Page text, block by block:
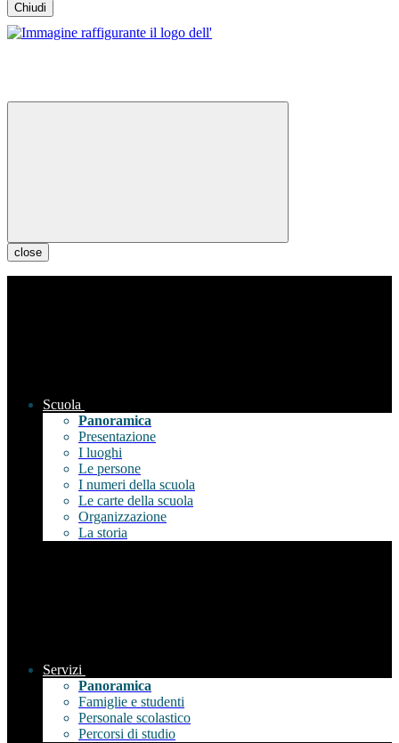
Chiudi
close
Scuola
Panoramica
Presentazione
I luoghi
Le persone
I numeri della scuola
Le carte della scuola
Organizzazione
La storia
Servizi
Panoramica
Famiglie e studenti
Personale scolastico
Percorsi di studio